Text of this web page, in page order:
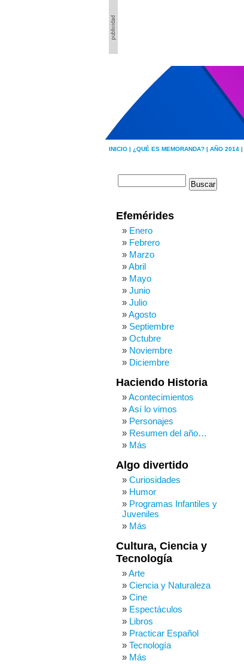
INICIO | ¿QUÉ ES MEMORANDA? | AÑO 2014 |
Efemérides
Enero
Febrero
Marzo
Abril
Mayo
Junio
Julio
Agosto
Septiembre
Octubre
Noviembre
Diciembre
Haciendo Historia
Acontecimientos
Así lo vimos
Personajes
Resumen del año…
Más
Algo divertido
Curiosidades
Humor
Programas Infantiles y
Juveniles
Más
Cultura, Ciencia y
Tecnología
Arte
Ciencia y Naturaleza
Cine
Espectáculos
Libros
Practicar Español
Tecnología
Más